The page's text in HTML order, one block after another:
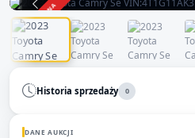
ZAKOŃCZONA
Historia sprzedaży 0
DANE AUKCJI